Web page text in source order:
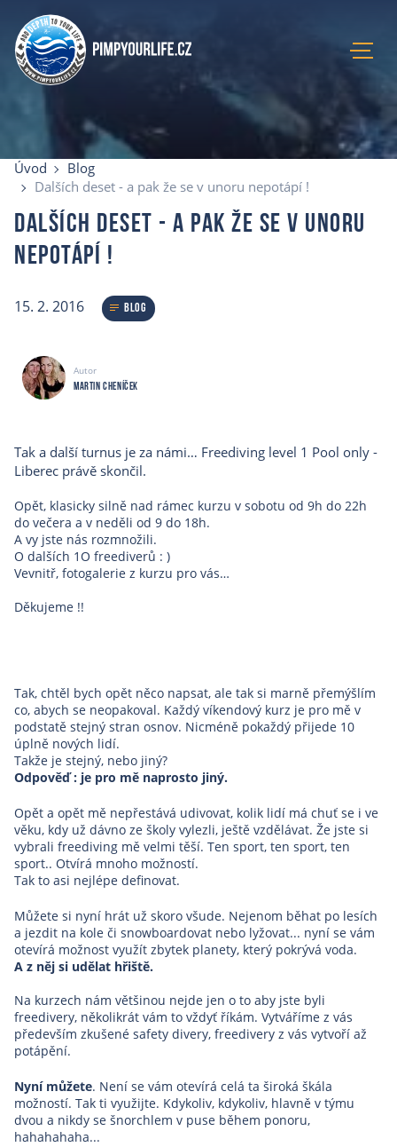
Blog
Úvod
Blog
Dalších deset - a pak že se v unoru nepotápí !
Dalších deset - a pak že se v unoru
nepotápí !
15. 2. 2016 Blog
Autor
Martin Cheníček
Tak a další turnus je za námi… Freediving level 1 Pool only -
Liberec právě skončil.
Opět, klasicky silně nad rámec kurzu v sobotu od 9h do 22h
do večera a v neděli od 9 do 18h.
A vy jste nás rozmnožili.
O dalších 1O freediverů : )
Vevnitř, fotogalerie z kurzu pro vás…
Děkujeme !!
Tak, chtěl bych opět něco napsat, ale tak si marně přemýšlím
co, abych se neopakoval. Každý víkendový kurz je pro mě v
podstatě stejný stran osnov. Nicméně pokaždý přijede 10
úplně nových lidí.
Takže je stejný, nebo jiný?
Odpověď : je pro mě naprosto jiný.
Opět a opět mě nepřestává udivovat, kolik lidí má chuť se i ve
věku, kdy už dávno ze školy vylezli, ještě vzdělávat. Že jste si
vybrali freediving mě velmi těší. Ten sport, ten sport, ten
sport.. Otvírá mnoho možností.
Tak to asi nejlépe definovat.
Můžete si nyní hrát už skoro všude. Nejenom běhat po lesích
a jezdit na kole či snowboardovat nebo lyžovat... nyní se vám
otevírá možnost využít zbytek planety, který pokrývá voda.
A z něj si udělat hřiště.
Na kurzech nám většinou nejde jen o to aby jste byli
freedivery, několikrát vám to vždyť říkám. Vytváříme z vás
především zkušené safety divery, freedivery z vás vytvoří až
potápění.
Nyní můžete. Není se vám otevírá celá ta široká škála
možností. Tak ti využijte. Kdykoliv, kdykoliv, hlavně v týmu
dvou a nikdy se šnorchlem v puse během ponoru,
hahahahaha...